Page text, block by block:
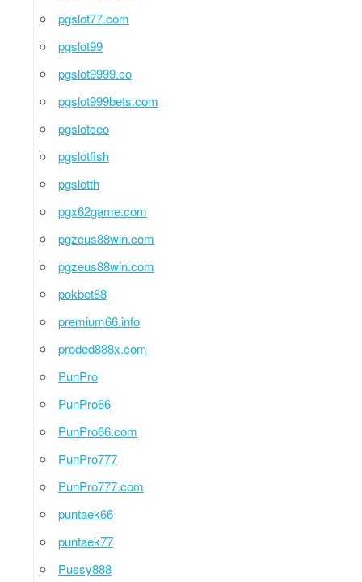
pgslot77.com
pgslot99
pgslot9999.co
pgslot999bets.com
pgslotceo
pgslotfish
pgslotth
pgx62game.com
pgzeus88win.com
pgzeus88win.com
pokbet88
premium66.info
proded888x.com
PunPro
PunPro66
PunPro66.com
PunPro777
PunPro777.com
puntaek66
puntaek77
Pussy888